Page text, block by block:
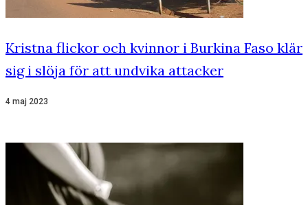
Kristna flickor och kvinnor i Burkina Faso klär
sig i slöja för att undvika attacker
4 maj 2023